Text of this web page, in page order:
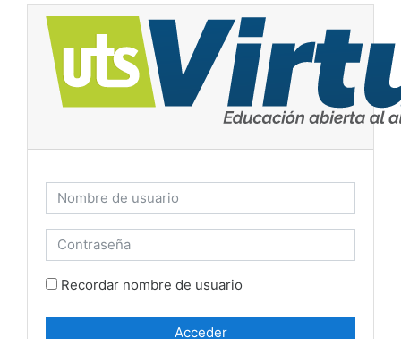
Salta al contenido principal
Nombre de usuario
Contraseña
Recordar nombre de usuario
Acceder